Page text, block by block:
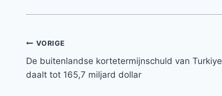
Bericht
navigatie
VORIGE
De buitenlandse kortetermijnschuld van Turkiye
daalt tot 165,7 miljard dollar